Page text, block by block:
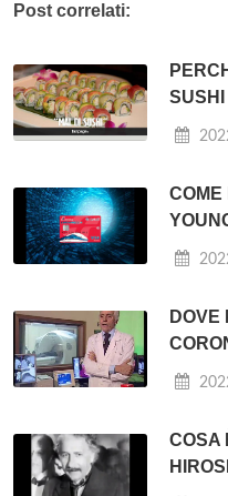
Post correlati:
COME
DOVE
COSA